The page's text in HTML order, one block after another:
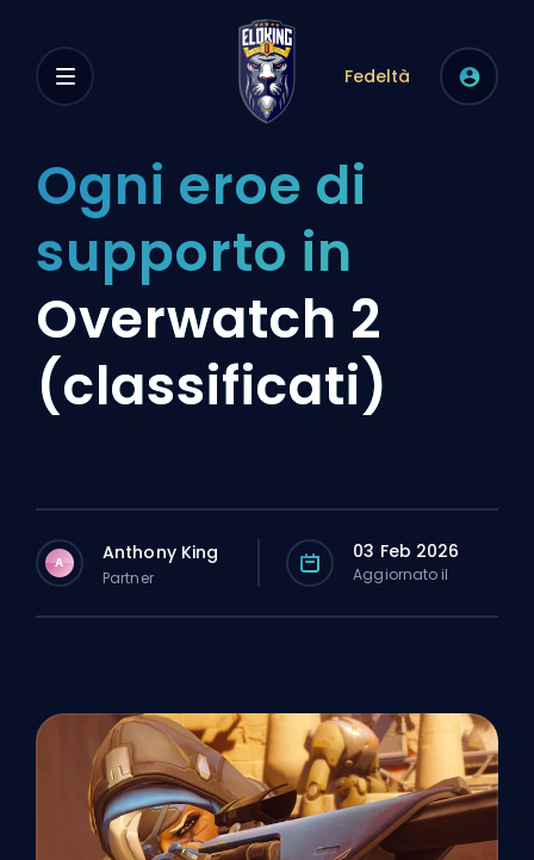
Fedeltà
Ogni eroe di
supporto in
Overwatch 2
(classificati)
A Anthony King
Partner
03 Feb 2026
Aggiornato il